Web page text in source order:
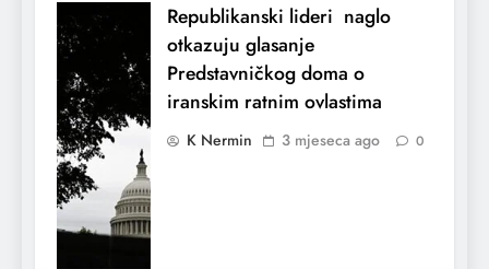
Republikanski lideri naglo
otkazuju glasanje
Predstavničkog doma o
iranskim ratnim ovlastima
K Nermin 3 mjeseca ago 0